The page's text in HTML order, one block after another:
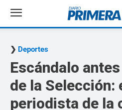
Deportes
Escándalo
de la Selección:
periodista de la